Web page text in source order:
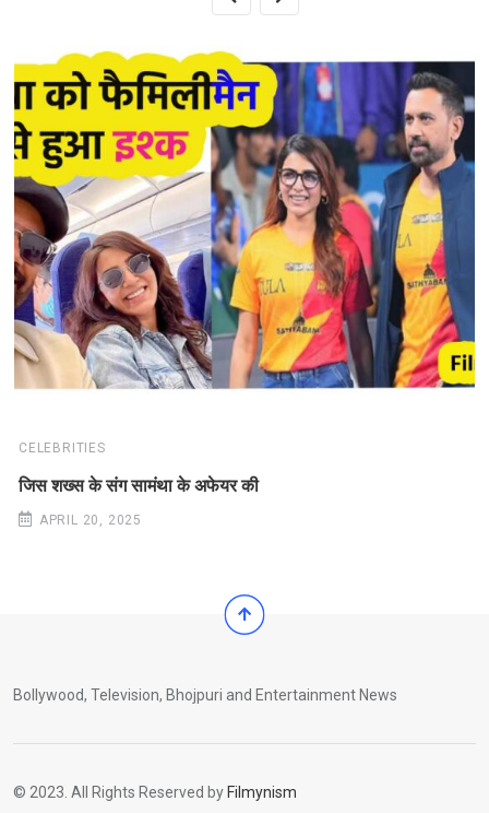
CELEBRITIES
जिस शख्स के संग सामंथा के अफेयर की
APRIL 20, 2025
Bollywood, Television, Bhojpuri and Entertainment News
© 2023. All Rights Reserved by Filmynism